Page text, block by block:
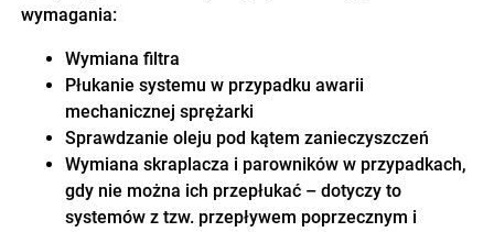
wymagania:
Wymiana filtra
Płukanie systemu w przypadku awarii
mechanicznej sprężarki
Sprawdzanie oleju pod kątem zanieczyszczeń
Wymiana skraplacza i parowników w przypadkach,
gdy nie można ich przepłukać – dotyczy to
systemów z tzw. przepływem poprzecznym i